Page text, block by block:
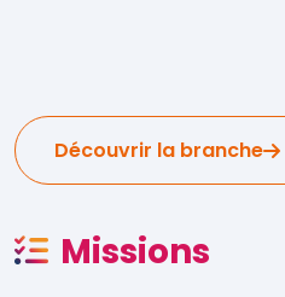
Découvrir la branche
Missions